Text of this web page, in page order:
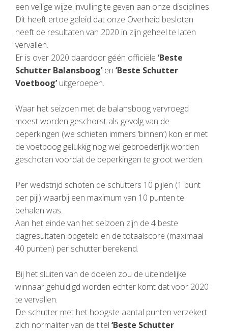
een veilige wijze invulling te geven aan onze disciplines.
Dit heeft ertoe geleid dat onze Overheid besloten
heeft de resultaten van 2020 in zijn geheel te laten
vervallen.
Er is over 2020 daardoor géén officiële ‘Beste
Schutter Balansboog’en ‘Beste Schutter
Voetboog’uitgeroepen.
Waar het seizoen met de balansboog vervroegd
moest worden geschorst als gevolg van de
beperkingen (we schieten immers ‘binnen’) kon er met
de voetboog gelukkig nog wel gebroederlijk worden
geschoten voordat de beperkingen te groot werden.
Per wedstrijd schoten de schutters 10 pijlen (1 punt
per pijl) waarbij een maximum van 10 punten te
behalen was.
Aan het einde van het seizoen zijn de 4 beste
dagresultaten opgeteld en de totaalscore (maximaal
40 punten) per schutter berekend.
Bij het sluiten van de doelen zou de uiteindelijke
winnaar gehuldigd worden echter komt dat voor 2020
te vervallen.
De schutter met het hoogste aantal punten verzekert
zich normaliter van de titel ‘Beste Schutter